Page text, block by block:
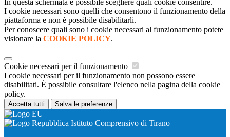
In questa schermata è possibile scegliere quali cookie consentire.
I cookie necessari sono quelli che consentono il funzionamento della
piattaforma e non è possibile disabilitarli.
Per conoscere quali sono i cookie necessari al funzionamento potete
visionare la COOKIE POLICY.
Cookie necessari per il funzionamento
I cookie necessari per il funzionamento non possono essere
disabilitati. È possibile consultare l'elenco nella pagina della cookie
policy.
Accetta tutti Salva le preferenze
Istituto Comprensivo di Tirano